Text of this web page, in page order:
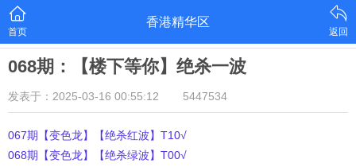
首页
香港精华区
返回
068期：【楼下等你】绝杀一波
发表于：2025-03-16 00:55:12 5447534
067期【变色龙】【绝杀红波】T10√
068期【变色龙】【绝杀绿波】T00√